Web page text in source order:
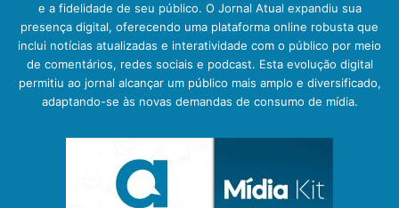
e a fidelidade de seu público. O Jornal Atual expandiu sua
presença digital, oferecendo uma plataforma online robusta que
inclui notícias atualizadas e interatividade com o público por meio
de comentários, redes sociais e podcast. Esta evolução digital
permitiu ao jornal alcançar um público mais amplo e diversificado,
adaptando-se às novas demandas de consumo de mídia.